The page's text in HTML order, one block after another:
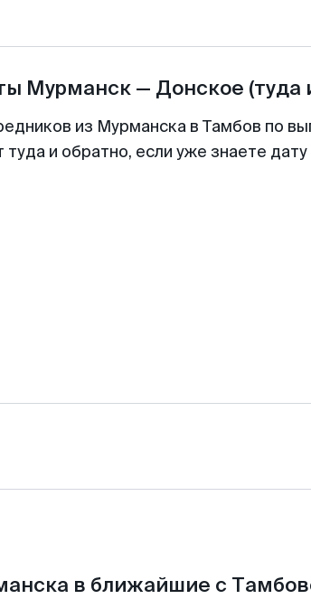
Мурманск— Донское (туда
из Мурманска в Тамбов по
и обратно, если уже знаете
в ближайшие с